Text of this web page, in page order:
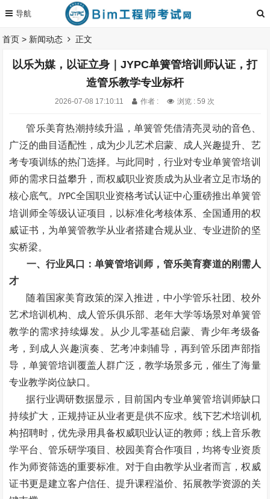
首页 > 新闻动态 正文
以乐为媒，以证立身｜JYPC单簧管培训师认证，打
造管乐教学专业标杆
2026-07-08 17:10:11 作者 : 浏览 : 59 次
管乐美育热潮持续升温，单簧管凭借清亮灵动的音色、
广泛的曲目适配性，成为少儿艺术启蒙、成人兴趣提升、艺
考专项训练的热门选择。与此同时，行业对专业单簧管培训
师的需求日益攀升，而权威职业资质成为从业者立足市场的
核心底气。 JYPC全国职业资格考试认证中心重磅推出单簧管
培训师全等级认证项目，以标准化考核体系、全国通用的权
威证书，为单簧管教学从业者搭建合规从业、专业进阶的坚
实桥梁。
一、行业风口：单簧管培训师，管乐美育赛道的刚需人
才
随着国家美育政策的深入推进，中小学管乐社团、校外
艺术培训机构、成人管乐俱乐部、老年大学等场景对单簧管
教学的需求持续爆发。从少儿零基础启蒙、青少年考级备
考，到成人兴趣演奏、艺考冲刺辅导，再到管乐团声部指
导，单簧管培训覆盖人群广泛，教学场景多元，催生了海量
专业教学岗位缺口。
据行业调研数据显示，目前国内专业单簧管培训师缺口
持续扩大，正规持证从业者更是供不应求。线下艺术培训机
构招聘时，优先录用具备权威职业认证的教师；线上音乐教
学平台、管乐研学项目、校园美育合作项目，均将专业资质
作为师资筛选的重要标准。对于自由教学从业者而言，权威
证书更是建立客户信任、提升课程溢价、拓展教学资源的关